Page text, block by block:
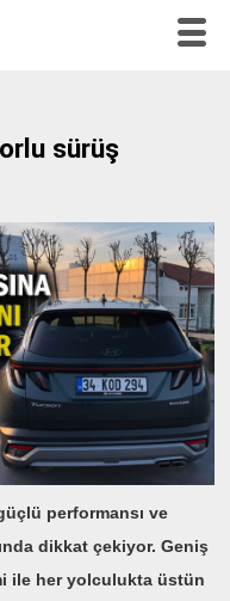
sürüş
performansı ve
dikkat çekiyor. Geniş
ile her yolculukta üstün